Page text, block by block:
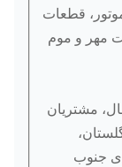
قطعات
مهر و موم
شده قطعات یدکی برای 10 سال، مشتریان
جنوب